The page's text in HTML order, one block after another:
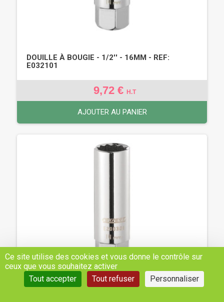
DOUILLE À BOUGIE - 1/2'' - 16MM - REF:
E032101
9,72 € H.T
AJOUTER AU PANIER
Ce site utilise des cookies et vous donne le contrôle sur
ceux que vous souhaitez activer
Tout accepter
Tout refuser Personnaliser